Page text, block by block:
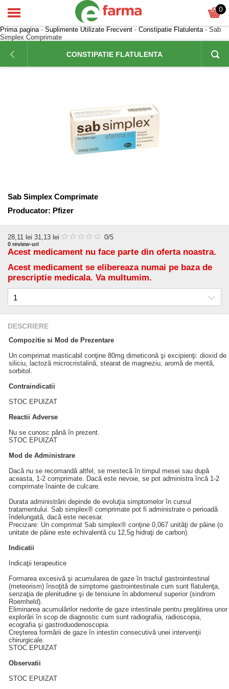
0
Prima pagina- Suplimente Utilizate Frecvent - Constipatie Flatulenta- Sab
Simplex Comprimate
CONSTIPATIE FLATULENTA
Sab Simplex Comprimate
Producator: Pfizer
28,11 lei 31,13 lei 0/5
0 review-uri
Acest medicament nu face parte din oferta noastra.
Acest medicament se elibereaza numai pe baza de
prescriptie medicala. Va multumim.
DESCRIERE
Compozitie si Mod de Prezentare
Un comprimat masticabil conţine 80mg dimeticonă şi excipienţi: dioxid de
siliciu, lactoză microcristalină, stearat de magneziu, aromă de mentă,
sorbitol.
Contraindicatii
STOC EPUIZAT
Reactii Adverse
Nu se cunosc până în prezent.
STOC EPUIZAT
Mod de Administrare
Dacă nu se recomandă altfel, se mestecă în timpul mesei sau după
aceasta, 1-2 comprimate. Dacă este nevoie, se pot administra încă 1-2
comprimate înainte de culcare.
Durata administrării depinde de evoluţia simptomelor în cursul
tratamentului. Sab simplex® comprimate pot fi administrate o perioadă
îndelungată, dacă este necesar.
Precizare: Un comprimat Sab simplex® conţine 0,067 unităţi de pâine (o
unitate de pâine este echivalentă cu 12,5g hidraţi de carbon).
Indicatii
Indicaţii terapeutice
Formarea excesivă şi acumularea de gaze în tractul gastrointestinal
(meteorism) însoţită de simptome gastrointestinale cum sunt flatulenţa,
senzaţia de plenitudine şi de tensiune în abdomenul superior (sindrom
Roemheld).
Eliminarea acumulărilor nedorite de gaze intestinale pentru pregătirea unor
explorări în scop de diagnostic cum sunt radiografia, radioscopia,
ecografia şi gastroduodenoscopia.
Creşterea formării de gaze în intestin consecutivă unei intervenţii
chirurgicale.
STOC EPUIZAT
Observatii
STOC EPUIZAT